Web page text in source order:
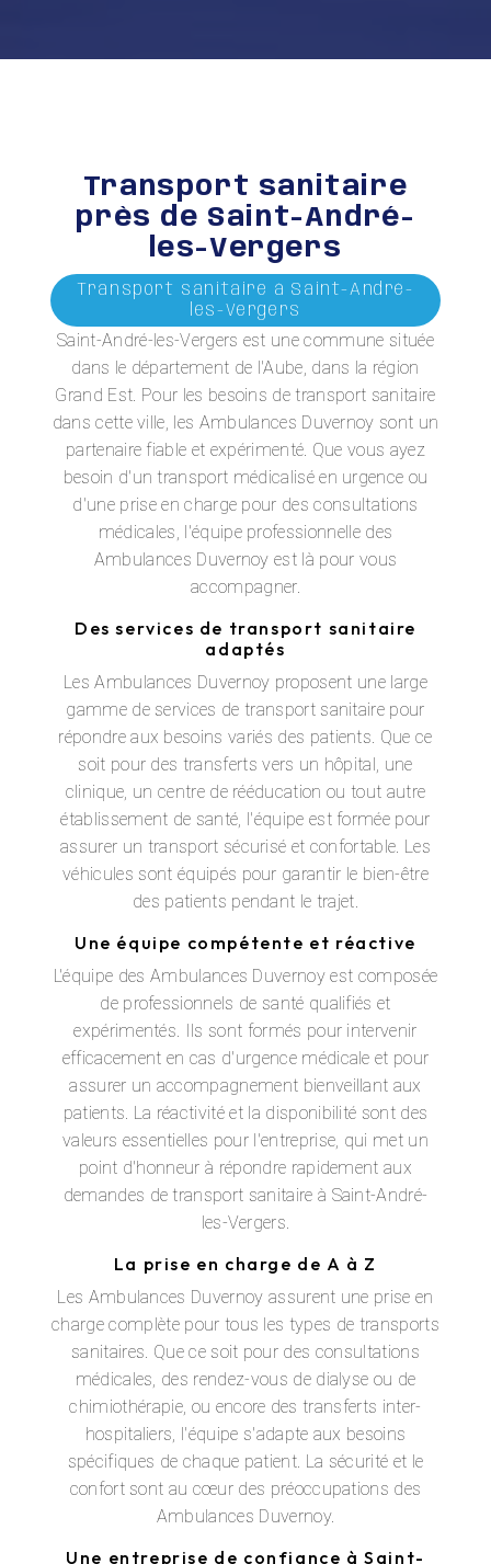
Transport sanitaire
près de Saint-André-
les-Vergers
Transport sanitaire à Saint-André-
les-Vergers
Saint-André-les-Vergers est une commune située
dans le département de l'Aube, dans la région
Grand Est. Pour les besoins de transport sanitaire
dans cette ville, les Ambulances Duvernoy sont un
partenaire fiable et expérimenté. Que vous ayez
besoin d'un transport médicalisé en urgence ou
d'une prise en charge pour des consultations
médicales, l'équipe professionnelle des
Ambulances Duvernoy est là pour vous
accompagner.
Des services de transport sanitaire
adaptés
Les Ambulances Duvernoy proposent une large
gamme de services de transport sanitaire pour
répondre aux besoins variés des patients. Que ce
soit pour des transferts vers un hôpital, une
clinique, un centre de rééducation ou tout autre
établissement de santé, l'équipe est formée pour
assurer un transport sécurisé et confortable. Les
véhicules sont équipés pour garantir le bien-être
des patients pendant le trajet.
Une équipe compétente et réactive
L'équipe des Ambulances Duvernoy est composée
de professionnels de santé qualifiés et
expérimentés. Ils sont formés pour intervenir
efficacement en cas d'urgence médicale et pour
assurer un accompagnement bienveillant aux
patients. La réactivité et la disponibilité sont des
valeurs essentielles pour l'entreprise, qui met un
point d'honneur à répondre rapidement aux
demandes de transport sanitaire à Saint-André-
les-Vergers.
La prise en charge de A à Z
Les Ambulances Duvernoy assurent une prise en
charge complète pour tous les types de transports
sanitaires. Que ce soit pour des consultations
médicales, des rendez-vous de dialyse ou de
chimiothérapie, ou encore des transferts inter-
hospitaliers, l'équipe s'adapte aux besoins
spécifiques de chaque patient. La sécurité et le
confort sont au cœur des préoccupations des
Ambulances Duvernoy.
Une entreprise de confiance à Saint-